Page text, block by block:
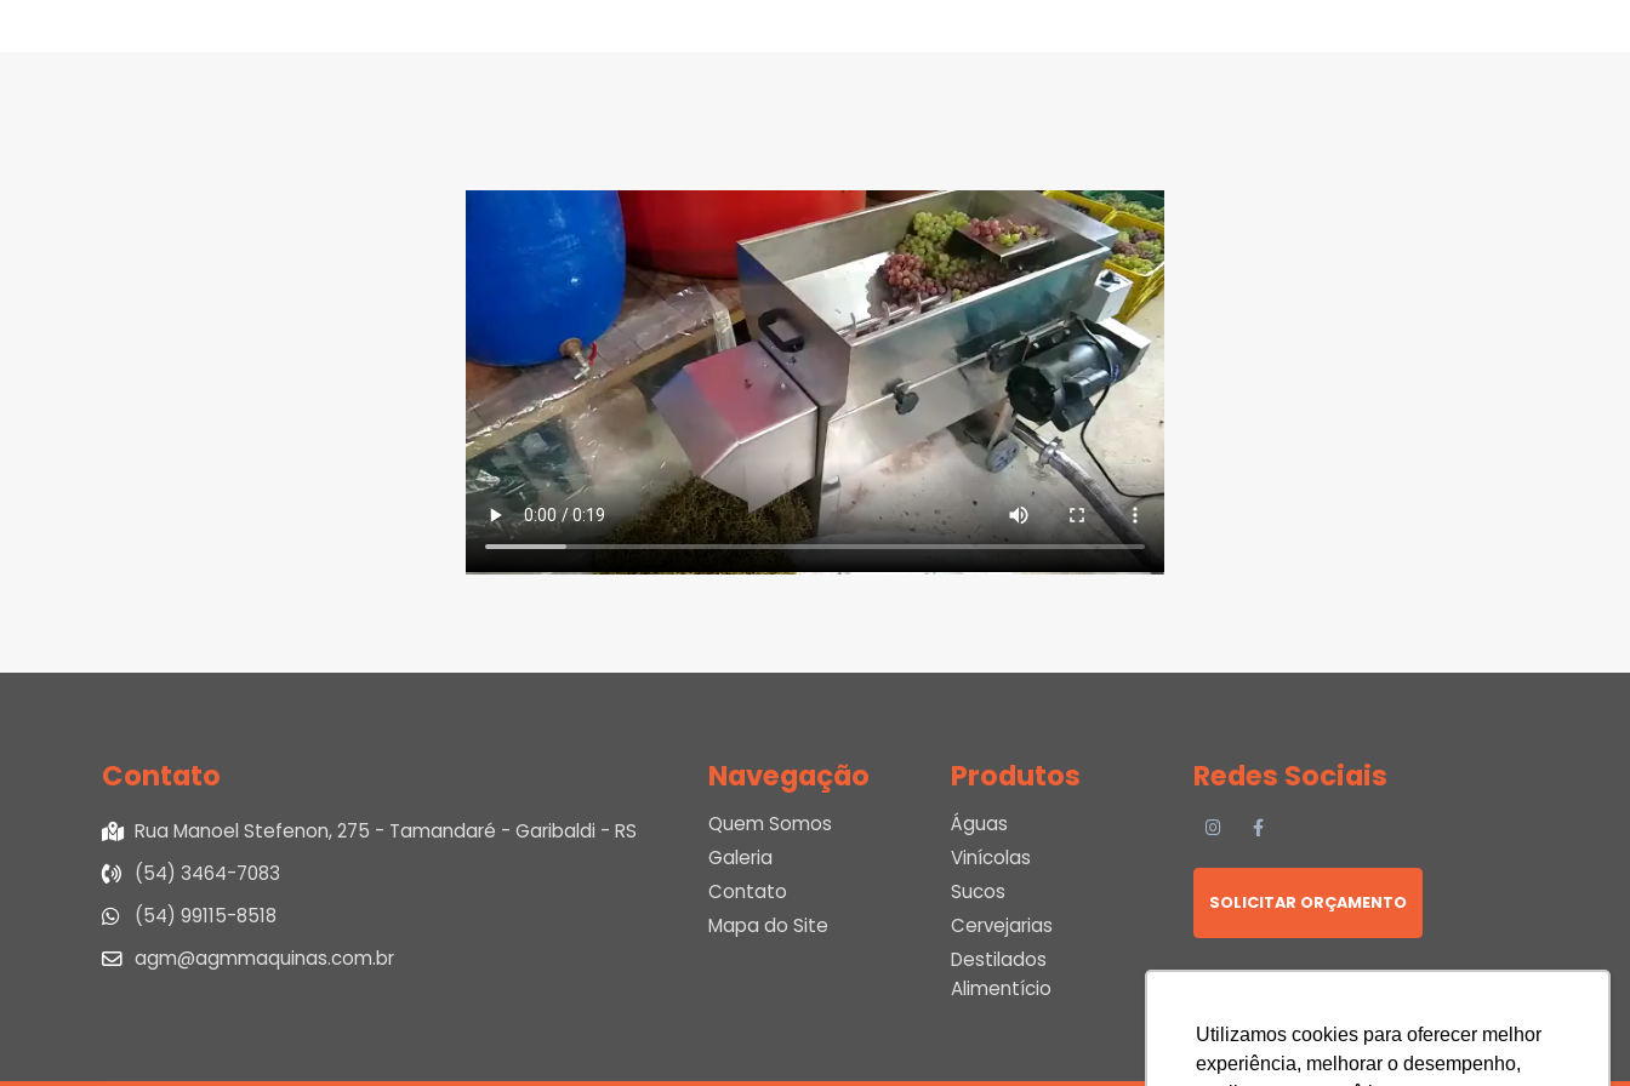
Utilizamos cookies para oferecer melhor
experiência, melhorar o desempenho,
Contato
Rua Manoel Stefenon, 275 - Tamandaré - Garibaldi - RS
(54) 3464-7083
(54) 99115-8518
agm@agmmaquinas.com.br
Navegação
Quem Somos
Galeria
Contato
Mapa do Site
Produtos
Águas
Vinícolas
Sucos
Cervejarias
Destilados
Alimentício
Redes Sociais
SOLICITAR ORÇAMENTO